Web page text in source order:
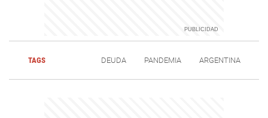
TAGS DEUDA PANDEMIA ARGENTINA